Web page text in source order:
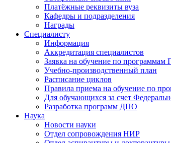
Платёжные реквизиты вуза
Кафедры и подразделения
Награды
Специалисту
Информация
Аккредитация специалистов
Заявка на обучение по
Учебно-производственный план
Расписание циклов
Правила приема на обучение по
Для обучающихся за счет
Разработка программ ДПО
Наука
Новости науки
Отдел сопровождения НИР